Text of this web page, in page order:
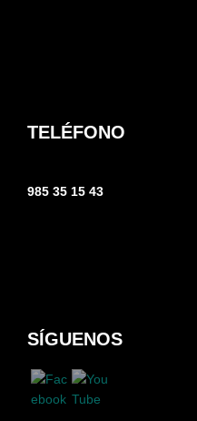
TELÉFONO
985 35 15 43
SÍGUENOS